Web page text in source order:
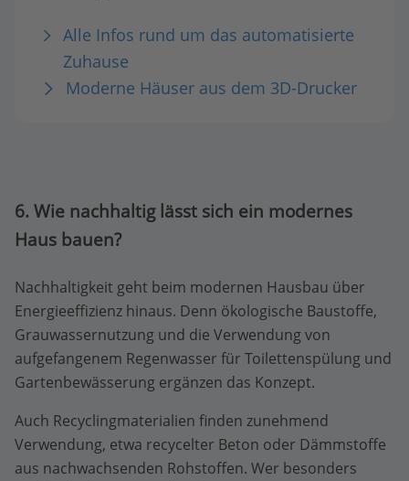
Alle Infos rund um das automatisierte
Zuhause
Moderne Häuser aus dem 3D-Drucker
6. Wie nachhaltig lässt sich ein modernes
Haus bauen?
Nachhaltigkeit geht beim modernen Hausbau über
Energieeffizienz hinaus. Denn ökologische Baustoffe,
Grauwassernutzung und die Verwendung von
aufgefangenem Regenwasser für Toilettenspülung und
Gartenbewässerung ergänzen das Konzept.
Auch Recyclingmaterialien finden zunehmend
Verwendung, etwa recycelter Beton oder Dämmstoffe
aus nachwachsenden Rohstoffen. Wer besonders